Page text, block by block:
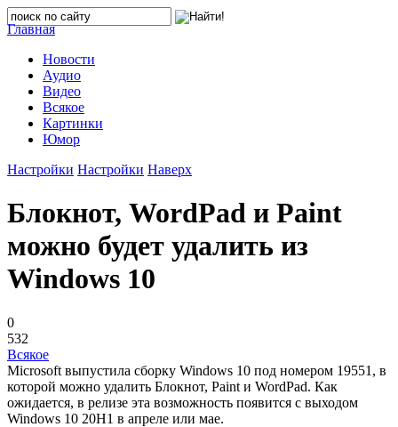
Главная
Новости
Аудио
Видео
Всякое
Картинки
Юмор
Настройки Настройки Наверх
Блокнот, WordPad и Paint
можно будет удалить из
Windows 10
0
532
Всякое
Microsoft выпустила сборку Windows 10 под номером 19551, в
которой можно удалить Блокнот, Paint и WordPad. Как
ожидается, в релизе эта возможность появится с выходом
Windows 10 20H1 в апреле или мае.